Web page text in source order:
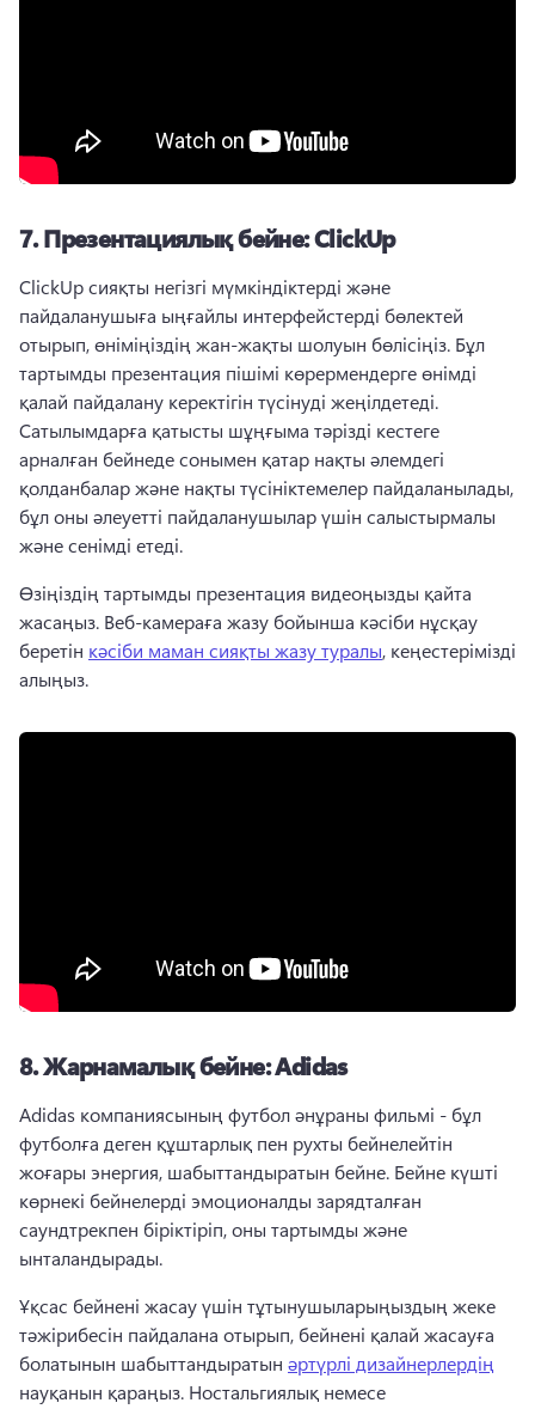
7.Презентациялық бейне: ClickUp
ClickUp сияқты негізгі мүмкіндіктерді және
пайдаланушыға ыңғайлы интерфейстерді бөлектей
отырып, өніміңіздің жан-жақты шолуын бөлісіңіз. Бұл
тартымды презентация пішімі көрермендерге өнімді
Сатылымдарға қатысты шұңғыма тәрізді кестеге
арналған бейнеде сонымен қатар нақты әлемдегі
қолданбалар және нақты түсініктемелер пайдаланылады,
бұл оны әлеуетті пайдаланушылар үшін салыстырмалы
және сенімді етеді.
Өзіңіздің тартымды презентация видеоңызды қайта
жасаңыз. Веб-камераға жазу бойынша кәсіби нұсқау
беретін кәсіби маман сияқты жазу туралы, кеңестерімізді
алыңыз.
8.Жарнамалық бейне: Adidas
Adidas компаниясының футбол әнұраны фильмі - бұл
футболға деген құштарлық пен рухты бейнелейтін
жоғары энергия, шабыттандыратын бейне. Бейне күшті
көрнекі бейнелерді эмоционалды зарядталған
саундтрекпен біріктіріп, оны тартымды және
ынталандырады.
Ұқсас бейнені жасау үшін тұтынушыларыңыздың жеке
тәжірибесін пайдалана отырып, бейнені қалай жасауға
болатынын шабыттандыратын әртүрлі дизайнерлердің
науқанын қараңыз. Ностальгиялық немесе